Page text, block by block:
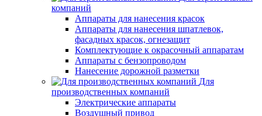
компаний
Аппараты для нанесения красок
Аппараты для нанесения шпатлевок,
фасадных красок, огнезащит
Комплектующие к окрасочный аппаратам
Аппараты с бензопроводом
Нанесение дорожной разметки
Для
производственных компаний
Электрические аппараты
Воздушный привод